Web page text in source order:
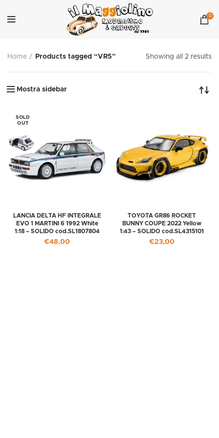
0
Home Products tagged “VR5” Showing all 2 results
Mostra sidebar
SOLD
OUT
LANCIA DELTA HF INTEGRALE
EVO 1 MARTINI 6 1992 White
1:18 – SOLIDO cod.SL1807804
€48,00
TOYOTA GR86 ROCKET
BUNNY COUPE 2022 Yellow
1:43 – SOLIDO cod.SL4315101
€23,00